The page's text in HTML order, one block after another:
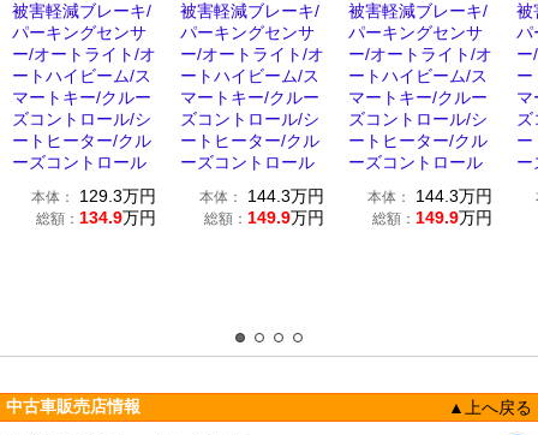
被害軽減ブレーキ/
パーキングセンサ
ー/オートライト/オ
ートハイビーム/ス
マートキー/クルー
ズコントロール/シ
ートヒーター/クル
ーズコントロール
本体： 129.3万円
総額： 134.9万円
被害軽減ブレーキ/
パーキングセンサ
ー/オートライト/オ
ートハイビーム/ス
マートキー/クルー
ズコントロール/シ
ートヒーター/クル
ーズコントロール
本体： 144.3万円
総額： 149.9万円
被害軽減ブレーキ/
パーキングセンサ
ー/オートライト/オ
ートハイビーム/ス
マートキー/クルー
ズコントロール/シ
ートヒーター/クル
ーズコントロール
本体： 144.3万円
総額： 149.9万円
被
パ
ー
ー
マ
ー
ー
中古車販売店情報
▲上へ戻る